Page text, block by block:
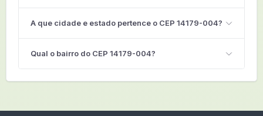
A que cidade e estado pertence o CEP 14179-004?
Qual o bairro do CEP 14179-004?